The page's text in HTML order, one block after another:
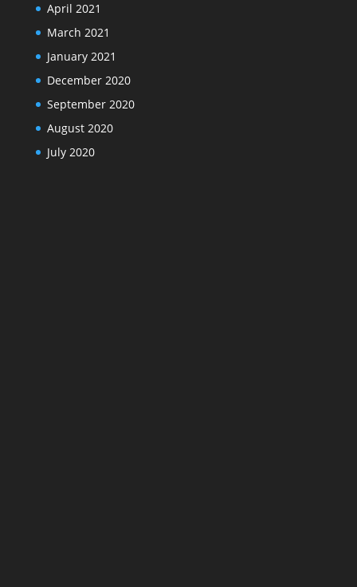
April 2021
March 2021
January 2021
December 2020
September 2020
August 2020
July 2020